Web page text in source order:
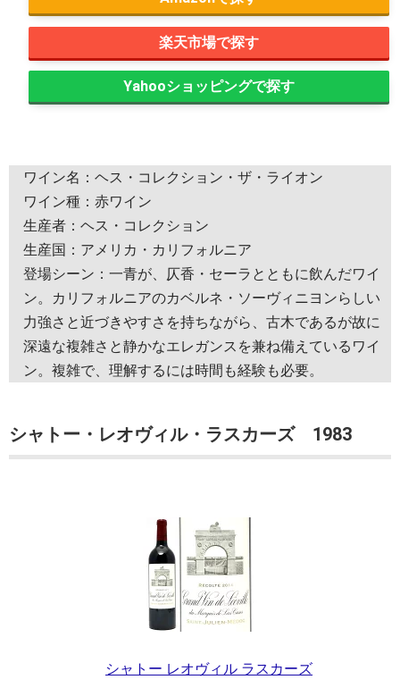
楽天市場
Yahooショッピング
ワイン名：ヘス・コレクション・ザ・ライオン
ワイン種：赤ワイン
生産者：ヘス・コレクション
生産国：アメリカ・カリフォルニア
登場シーン：一青が、仄香・セーラとともに飲んだワイ
ン。カリフォルニアのカベルネ・ソーヴィニヨンらしい
力強さと近づきやすさを持ちながら、古木であるが故に
深遠な複雑さと静かなエレガンスを兼ね備えているワイ
ン。複雑で、理解するには時間も経験も必要。
シャトー・レオヴィル・ラスカーズ 1983
シャトー レオヴィル ラスカーズ